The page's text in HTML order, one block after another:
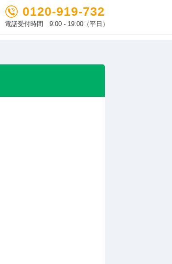
0120-919-732
電話受付時間 9:00 - 19:00（平日）